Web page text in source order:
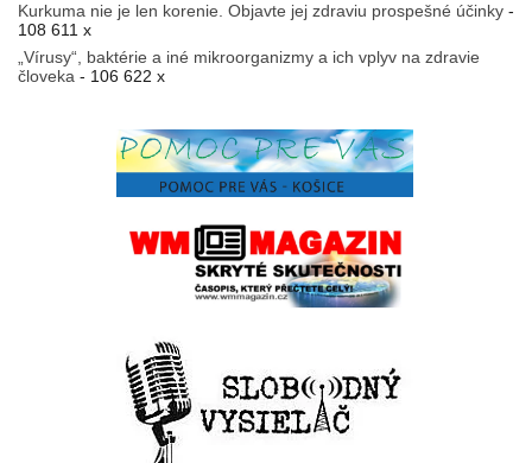
Kurkuma nie je len korenie. Objavte jej zdraviu prospešné účinky -
108 611 x
„Vírusy“, baktérie a iné mikroorganizmy a ich vplyv na zdravie
človeka - 106 622 x